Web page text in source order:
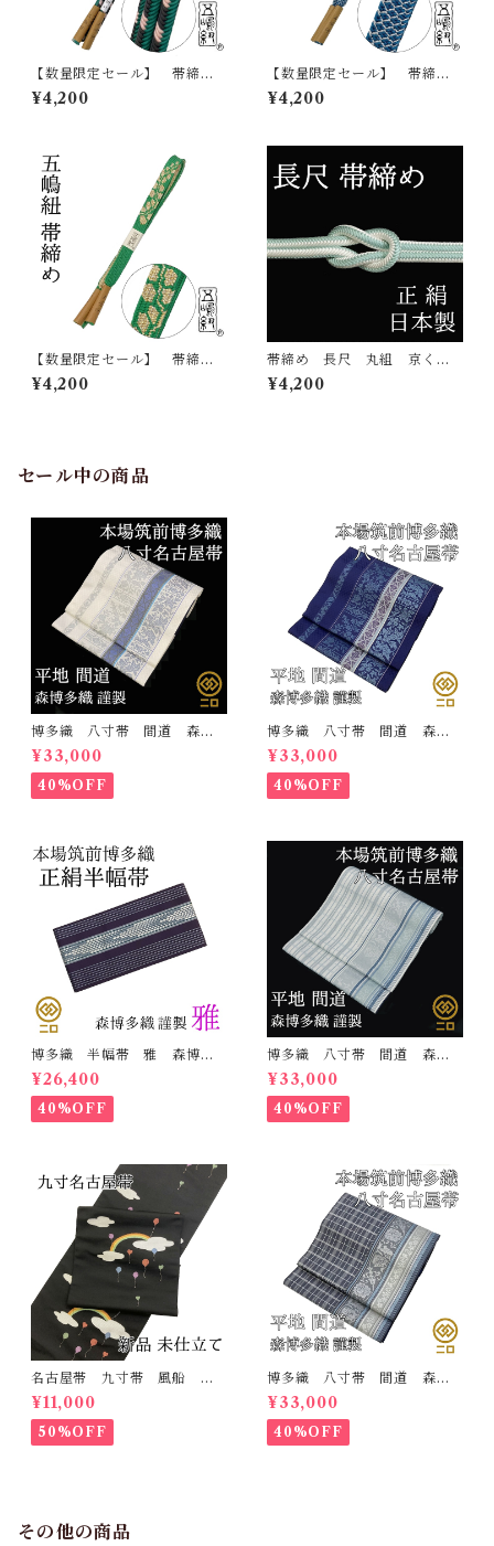
【数量限定セール】 帯締
め 五嶋紐 江戸組紐 帯
〆 おびじめ 正絹 日本
¥4,200
【数量限定セール】 帯締
め 五嶋紐 江戸組紐 帯
〆 おびじめ 正絹 日本
¥4,200
【数量限定セール】 帯締
め 五嶋紐 江戸組紐 帯
〆 おびじめ 正絹 日本
¥4,200
帯締め 長尺 丸組 京くみ
ひも 正絹 日本製 ozt10
ロングサイズ 2トーン 帯
¥4,200
セール中の商品
博多織 八寸帯 間道 森博
多織 正絹 日本製 未仕立
て 名古屋帯
¥33,000
40%OFF
博多織 八寸帯 間道 森博
多織 正絹 日本製 未仕立
て 名古屋帯
¥33,000
40%OFF
博多織 半幅帯 雅 森博多
織 正絹 リバーシブル 長
さ/3m78cm 日本製 和装
小袋帯 半巾帯
¥26,400
40%OFF
博多織 八寸帯 間道 森博
多織 正絹 日本製 未仕立
て 名古屋帯
¥33,000
40%OFF
名古屋帯 九寸帯 風船
雲 虹 正絹 日本製 九寸
名古屋帯
¥11,000
50%OFF
博多織 八寸帯 間道 森博
多織 正絹 日本製 未仕立
て 名古屋帯
¥33,000
40%OFF
その他の商品